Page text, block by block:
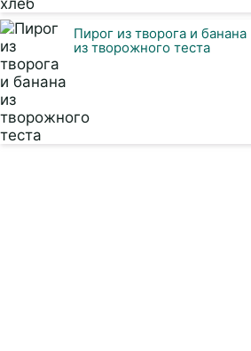
Пирог из творога и банана
из творожного теста